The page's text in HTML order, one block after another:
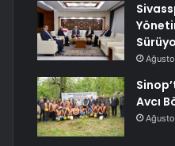
Avcı